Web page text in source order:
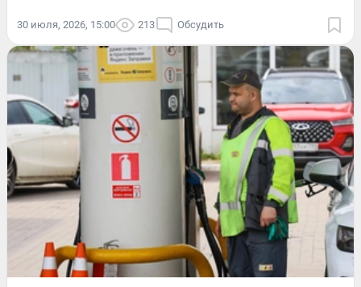
30 июля, 2026, 15:00 213 Обсудить